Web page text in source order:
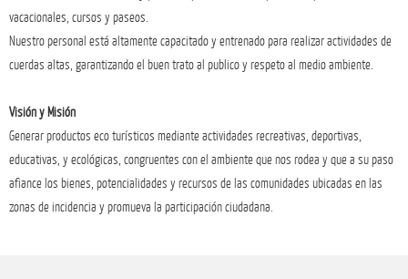
vacacionales, cursos y paseos.
Nuestro personal está altamente capacitado y entrenado para realizar actividades de
cuerdas altas, garantizando el buen trato al publico y respeto al medio ambiente.
Visión y Misión
Generar productos eco turísticos mediante actividades recreativas, deportivas,
educativas, y ecológicas, congruentes con el ambiente que nos rodea y que a su paso
afiance los bienes, potencialidades y recursos de las comunidades ubicadas en las
zonas de incidencia y promueva la participación ciudadana.